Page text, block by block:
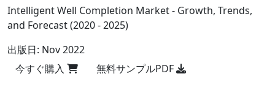
Intelligent Well Completion Market - Growth, Trends,
and Forecast (2020 - 2025)
出版日: Nov 2022
今すぐ購入
無料サンプルPDF